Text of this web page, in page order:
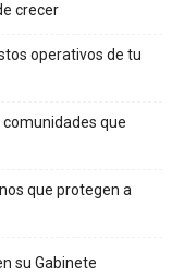
crecer
operativos de tu
comunidades que
que protegen a
su Gabinete